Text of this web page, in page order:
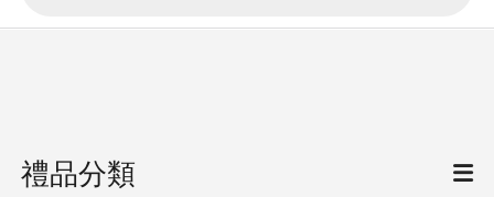
禮品分類